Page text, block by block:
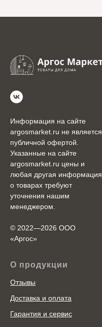
Информация на сайте
argosmarket.ru не является
публичной офертой.
Указанные на сайте
argosmarket.ru цены и
любая другая информация
о товарах требуют
уточнения нашим
менеджером.
© 2022—2026 ООО
«Аргоc»
О продукции
Отзывы
Доставка и оплата
Гарантия и сервис